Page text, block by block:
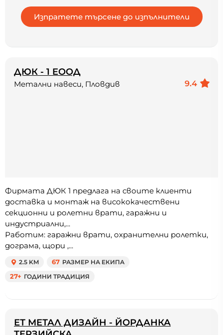
ДЮК - 1 ЕООД
9.4
Метални навеси, Пловдив
Фирмата ДЮК 1 предлага на своите клиенти
доставка и монтаж на висококачествени
секционни и ролетни врати, гаражни и
индустриални,...
Работим: гаражни врати, охранителни ролетки,
дограма, щори ,...
2.5 KM 67 РАЗМЕР НА ЕКИПА
27+ ГОДИНИ ТРАДИЦИЯ
ЕТ МЕТАЛ ДИЗАЙН - ЙОРДАНКА